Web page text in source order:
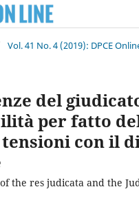
Vol. 41 No. 4 (2019): DPCE
del
per fatto
tensioni con il
the res judicata and the